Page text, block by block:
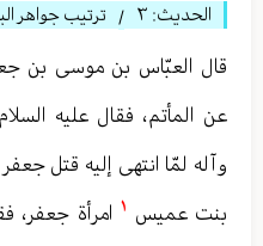
الحديث: ٣ / ترتيب جواهر
قال العبّاس بن موسی بن
عن المأتم، فقال عليه
وآله لمّا انتهى إليه قتل
بنت عميس امرأة جعفر،